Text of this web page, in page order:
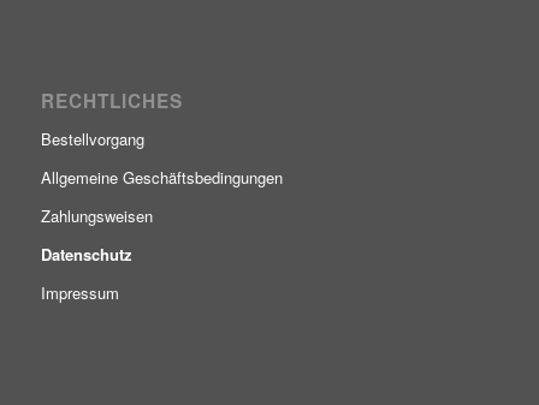
RECHTLICHES
Bestellvorgang
Allgemeine Geschäftsbedingungen
Zahlungsweisen
Datenschutz
Impressum